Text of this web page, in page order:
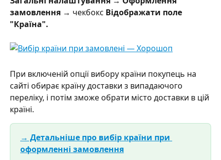
замовлення → чекбокс Відображати поле
"Країна".
При включеній опції вибору країни покупець на
сайті обирає країну доставки з випадаючого
переліку, і потім зможе обрати місто доставки в цій
країні.
→ Детальніше про вибір країни при
оформленні замовлення